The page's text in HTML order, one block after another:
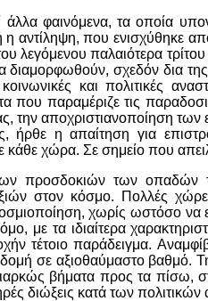
άλλα φαινόμενα, τα οποία
αντίληψη, που ενισχύθηκε
του λεγόμενου παλαιότερα
σχεδόν δια της
και πολιτικές
που παραμέριζε τις
την αποχριστιανοποίηση
ήρθε η απαίτηση για
κάθε χώρα. Σε σημείο που
προσδοκιών των οπαδών
στον κόσμο. Πολλές
χωρίς ωστόσο να
με τα ιδιαίτερα
τέτοιο παράδειγμα.
σε αξιοθαύμαστο βαθμό.
βήματα προς τα πίσω,
διώξεις κατά των